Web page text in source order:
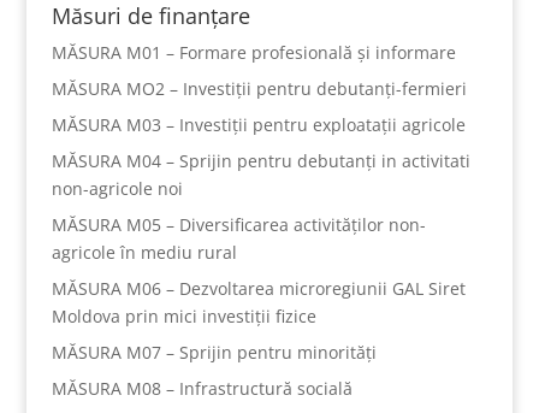
Măsuri de finanțare
MĂSURA M01 – Formare profesională și informare
MĂSURA MO2 – Investiții pentru debutanți-fermieri
MĂSURA M03 – Investiții pentru exploatații agricole
MĂSURA M04 – Sprijin pentru debutanți in activitati
non-agricole noi
MĂSURA M05 – Diversificarea activităților non-
agricole în mediu rural
MĂSURA M06 – Dezvoltarea microregiunii GAL Siret
Moldova prin mici investiții fizice
MĂSURA M07 – Sprijin pentru minorități
MĂSURA M08 – Infrastructură socială